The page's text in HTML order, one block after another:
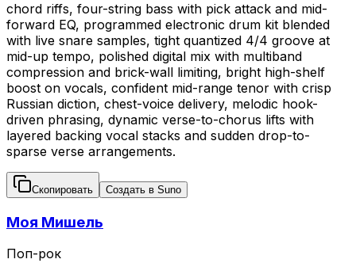
chord riffs, four-string bass with pick attack and mid-
forward EQ, programmed electronic drum kit blended
with live snare samples, tight quantized 4/4 groove at
mid-up tempo, polished digital mix with multiband
compression and brick-wall limiting, bright high-shelf
boost on vocals, confident mid-range tenor with crisp
Russian diction, chest-voice delivery, melodic hook-
driven phrasing, dynamic verse-to-chorus lifts with
layered backing vocal stacks and sudden drop-to-
sparse verse arrangements.
Скопировать Создать в Suno
Моя Мишель
Поп-рок